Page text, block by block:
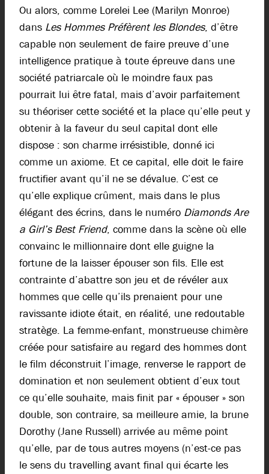
Ou alors, comme Lorelei Lee (Marilyn Monroe)
dans Les Hommes Préfèrent les Blondes, d’être
capable non seulement de faire preuve d’une
intelligence pratique à toute épreuve dans une
société patriarcale où le moindre faux pas
pourrait lui être fatal, mais d’avoir parfaitement
su théoriser cette société et la place qu’elle peut y
obtenir à la faveur du seul capital dont elle
dispose : son charme irrésistible, donné ici
comme un axiome. Et ce capital, elle doit le faire
fructifier avant qu’il ne se dévalue. C’est ce
qu’elle explique crûment, mais dans le plus
élégant des écrins, dans le numéro Diamonds Are
a Girl’s Best Friend, comme dans la scène où elle
convainc le millionnaire dont elle guigne la
fortune de la laisser épouser son fils. Elle est
contrainte d’abattre son jeu et de révéler aux
hommes que celle qu’ils prenaient pour une
ravissante idiote était, en réalité, une redoutable
stratège. La femme-enfant, monstrueuse chimère
créée pour satisfaire au regard des hommes dont
le film déconstruit l’image, renverse le rapport de
domination et non seulement obtient d’eux tout
ce qu’elle souhaite, mais finit par « épouser » son
double, son contraire, sa meilleure amie, la brune
Dorothy (Jane Russell) arrivée au même point
qu’elle, par de tous autres moyens (n’est-ce pas
le sens du travelling avant final qui écarte les